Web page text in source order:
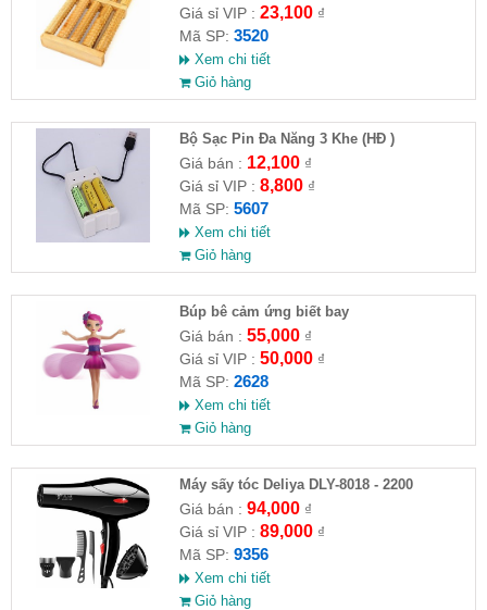
Giá sỉ VIP : 23,100₫
Mã SP: 3520
Xem chi tiết
Giỏ hàng
Bộ Sạc Pin Đa Năng 3 Khe (HĐ )
Giá bán : 12,100₫
Giá sỉ VIP : 8,800₫
Mã SP: 5607
Xem chi tiết
Giỏ hàng
​Búp bê cảm ứng biết bay
Giá bán : 55,000₫
Giá sỉ VIP : 50,000₫
Mã SP: 2628
Xem chi tiết
Giỏ hàng
Máy sấy tóc Deliya DLY-8018 - 2200
Giá bán : 94,000₫
Giá sỉ VIP : 89,000₫
Mã SP: 9356
Xem chi tiết
Giỏ hàng